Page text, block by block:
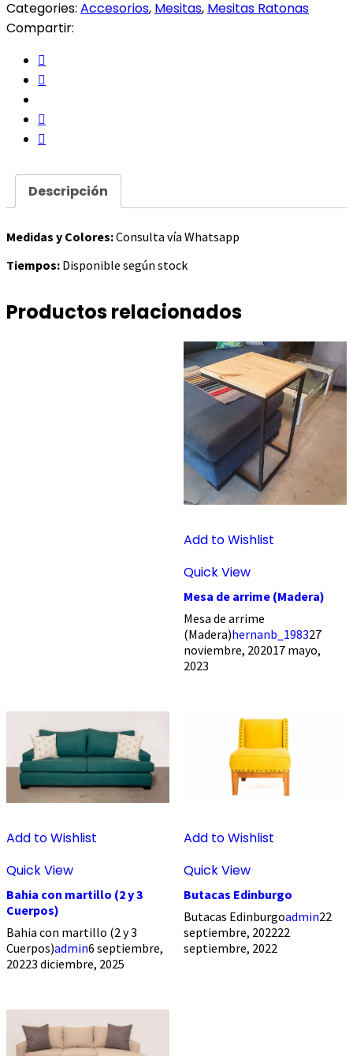
Categories: Accesorios, Mesitas, Mesitas Ratonas
Compartir:
Descripción
Medidas y Colores:Consulta vía Whatsapp
Tiempos: Disponible según stock
Productos relacionados
Add to Wishlist
Quick View
Mesa de arrime (Madera)
Mesa de arrime
(Madera)hernanb_198327
noviembre, 202017 mayo,
2023
Add to Wishlist
Quick View
Bahia con martillo (2 y 3
Cuerpos)
Bahia con martillo (2 y 3
Cuerpos)admin6 septiembre,
20223 diciembre, 2025
Add to Wishlist
Quick View
Butacas Edinburgo
Butacas Edinburgoadmin22
septiembre, 202222
septiembre, 2022